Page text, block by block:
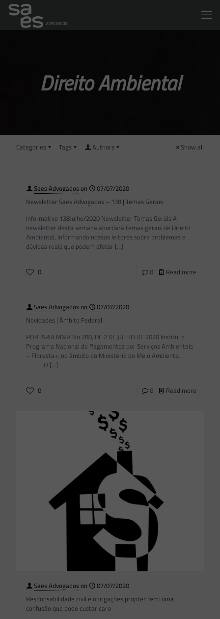
Direito Ambiental
Categories Tags Authors Show all
Saes Advogadoson
07/07/2020
Newsletter Saes Advogados – 138 | Temas Gerais
Informativo 138Julho/2020 Newsletter Temas Gerais A
newsletter desta semana abordará temas gerais de Direito
Ambiental, informando nossos leitores sobre problemas e
dúvidas reais que podem afetar […]
0 0 Read more
Saes Advogadoson
07/07/2020
Novidades | Âmbito Federal
PORTARIA MMA No 288, DE 2 DE JULHO DE 2020 Institui o
Programa Nacional de Pagamentos por Serviços Ambientais
– Floresta+, no âmbito do Ministério do Meio Ambiente.
O […]
0 0 Read more
Saes Advogadoson
07/07/2020
Responsabilidade civil e obrigações propter rem: uma
confusão que pode custar caro